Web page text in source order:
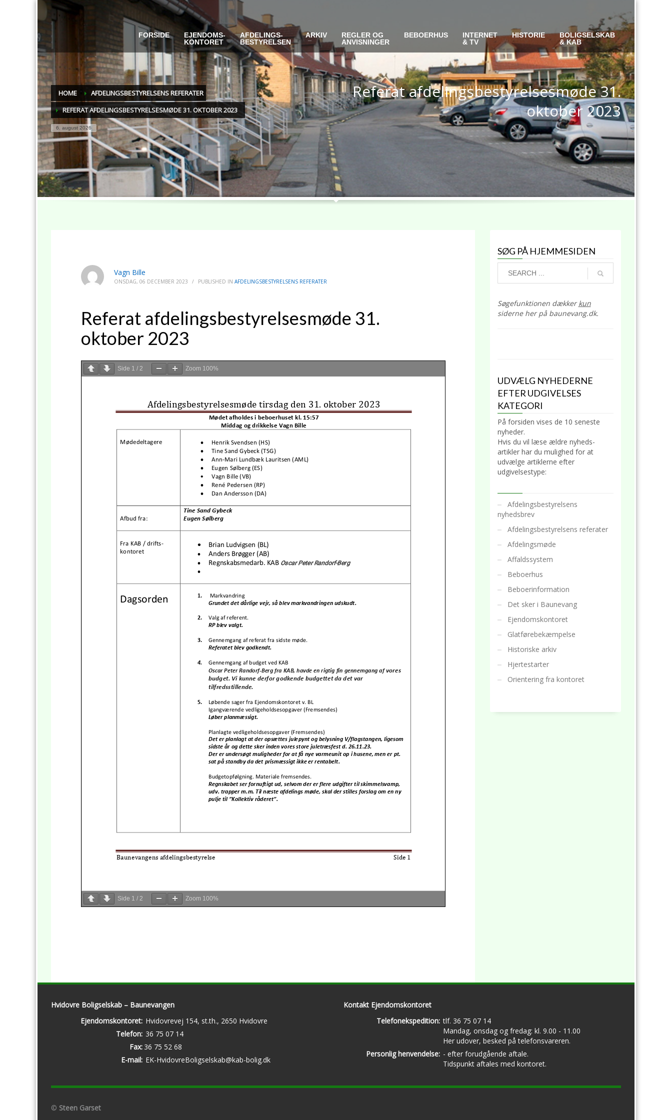
FORSIDE
EJENDOMS-
KONTORET
AFDELINGS-
BESTYRELSEN
ARKIV
REGLER OG
ANVISNINGER
BEBOERHUS
INTERNET
& TV
HISTORIE
BOLIGSELSKAB
& KAB
HOME
AFDELINGSBESTYRELSENS REFERATER
REFERAT AFDELINGSBESTYRELSESMØDE 31. OKTOBER 2023
6. august 2026
Referat afdelingsbestyrelsesmøde 31.
oktober 2023
Vagn Bille
ONSDAG, 06 DECEMBER 2023 / PUBLISHED IN AFDELINGSBESTYRELSENS REFERATER
Referat afdelingsbestyrelsesmøde 31.
oktober 2023
Side 1 / 2 Zoom 100%
Side 1 / 2 Zoom 100%
SØG PÅ HJEMMESIDEN
Søgefunktionen dækkerkun
siderne her på baunevang.dk.
UDVÆLG NYHEDERNE
EFTER UDGIVELSES
KATEGORI
På forsiden vises de 10 seneste
nyheder.
Hvis du vil læse ældre nyheds-
artikler har du mulighed for at
udvælge artiklerne efter
udgivelsestype:
Afdelingsbestyrelsens
nyhedsbrev
Afdelingsbestyrelsens referater
Afdelingsmøde
Affaldssystem
Beboerhus
Beboerinformation
Det sker i Baunevang
Ejendomskontoret
Glatførebekæmpelse
Historiske arkiv
Hjertestarter
Orientering fra kontoret
Hvidovre Boligselskab – Baunevangen
Ejendomskontoret: Hvidovrevej 154, st.th., 2650 Hvidovre
Telefon: 36 75 07 14
Fax: 36 75 52 68
E-mail: EK-HvidovreBoligselskab@kab-bolig.dk
Kontakt Ejendomskontoret
Telefonekspedition: tlf. 36 75 07 14
Mandag, onsdag og fredag: kl. 9.00 - 11.00
Her udover, besked på telefonsvareren.
Personlig henvendelse: - efter forudgående aftale.
Tidspunkt aftales med kontoret.
© Steen Garset